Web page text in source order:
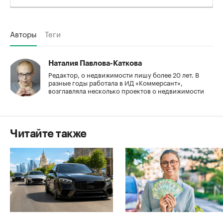
Авторы Теги
Наталия Павлова-Каткова
Редактор, о недвижимости пишу более 20 лет. В
разные годы работала в ИД «Коммерсант»,
возглавляла несколько проектов о недвижимости
Читайте также